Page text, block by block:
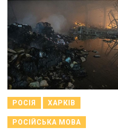
РОСІЯ ХАРКІВ
РОСІЙСЬКА МОВА